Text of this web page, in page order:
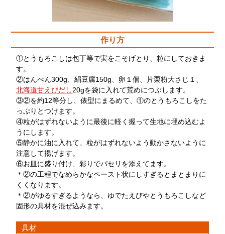
作り方
①とうもろこしは包丁等で実をこそげとり、粒にしておきま
す。
②はんぺん300g、絹豆腐150g、卵１個、片栗粉大さじ１、
北海道甘えびだし20gを袋に入れて荒めにつぶします。
③②を約12等分し、俵型にまるめて、①のとうもろこしをた
っぷりとつけます。
④粒がはずれないように最後に軽く握って生地に埋め込むよ
うにします。
⑤静かに油に入れて、粒がはずれないよう動かさないように
注意して揚げます。
⑥お皿に盛り付け、彩りでパセリを添えてます。
＊②の工程でなめらかなペースト状にしすぎるとまとまりに
くくなります。
＊②がゆるすぎるようなら、ゆでたえびやとうもろこしなど
固形の具材を混ぜ込みます。
具材